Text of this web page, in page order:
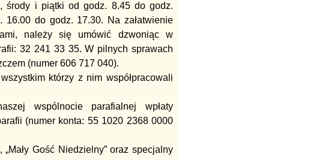
środy i piątki od godz. 8.45 do godz.
do godz. 17.30. Na załatwienie
należy się umówić dzwoniąc w
32 241 33 35. W pilnych sprawach
(numer 606 717 040).
którzy z nim współpracowali
wspólnocie parafialnej wpłaty
(numer konta: 55 1020 2368 0000
Gość Niedzielny” oraz specjalny